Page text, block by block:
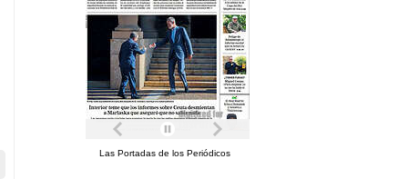
Las Portadas de los Periódicos